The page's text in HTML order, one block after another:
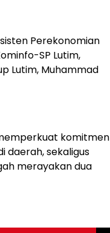
Perekonomian
SP Lutim,
Lutim, Muhammad
komitmen
sekaligus
merayakan dua